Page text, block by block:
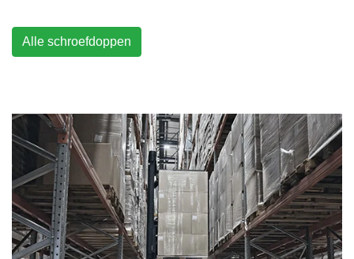
Alle schroefdoppen